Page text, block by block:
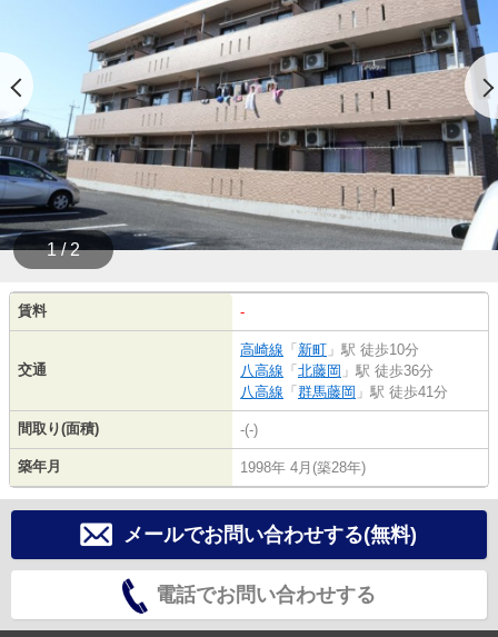
1 / 2
賃料 -
交通
高崎線 「 新町 」駅 徒歩10分
八高線 「 北藤岡 」駅 徒歩36分
八高線 「 群馬藤岡 」駅 徒歩41分
間取り(面積) -(-)
築年月 1998年 4月(築28年)
メールでお問い合わせする(無料)
電話でお問い合わせする